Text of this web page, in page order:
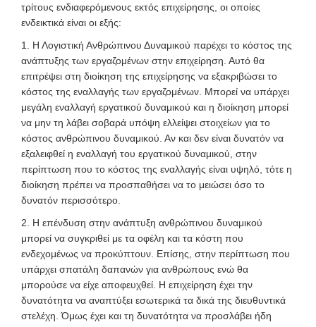
τρίτους ενδιαφερόμενους εκτός επιχείρησης, οι οποίες
ενδεικτικά είναι οι εξής:
1. Η Λογιστική Ανθρώπινου Δυναμικού παρέχει το κόστος της
ανάπτυξης των εργαζομένων στην επιχείρηση. Αυτό θα
επιτρέψει στη διοίκηση της επιχείρησης να εξακριβώσει το
κόστος της εναλλαγής των εργαζομένων. Μπορεί να υπάρχει
μεγάλη εναλλαγή εργατικού δυναμικού και η διοίκηση μπορεί
να μην τη λάβει σοβαρά υπόψη ελλείψει στοιχείων για το
κόστος ανθρώπινου δυναμικού. Αν και δεν είναι δυνατόν να
εξαλειφθεί η εναλλαγή του εργατικού δυναμικού, στην
περίπτωση που το κόστος της εναλλαγής είναι υψηλό, τότε η
διοίκηση πρέπει να προσπαθήσει να το μειώσει όσο το
δυνατόν περισσότερο.
2. Η επένδυση στην ανάπτυξη ανθρώπινου δυναμικού
μπορεί να συγκριθεί με τα οφέλη και τα κόστη που
ενδεχομένως να προκύπτουν. Επίσης, στην περίπτωση που
υπάρχει σπατάλη δαπανών για ανθρώπους ενώ θα
μπορούσε να είχε αποφευχθεί. Η επιχείρηση έχει την
δυνατότητα να αναπτύξει εσωτερικά τα δικά της διευθυντικά
στελέχη. Όμως έχει και τη δυνατότητα να προσλάβει ήδη